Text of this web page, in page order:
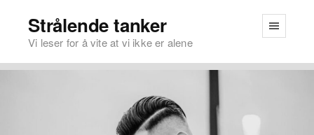
Strålende tanker
Vi leser for å vite at vi ikke er alene